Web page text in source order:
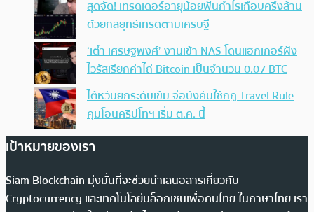
สุดจัด! เทรดเดอร์อายุน้อยฟันกำไรเกือบครึ่งล้าน
ด้วยกลยุทธ์เทรดตามเศรษฐี
‘เต๋า เศรษฐพงศ์’ งานเข้า NAS โดนแฮกเกอร์ฝัง
ไวรัสเรียกค่าไถ่ Bitcoin เป็นจำนวน 0.07 BTC
ไต้หวันยกระดับเข้ม จ่อบังคับใช้กฏ Travel Rule
คุมโอนคริปโทฯ เริ่ม ต.ค. นี้
เป้าหมายของเรา
Siam Blockchain มุ่งมั่นที่จะช่วยนำเสนอสารเกี่ยวกับ
Cryptocurrency และเทคโนโลยีบล็อกเชนเพื่อคนไทย ในภาษาไทย เรา